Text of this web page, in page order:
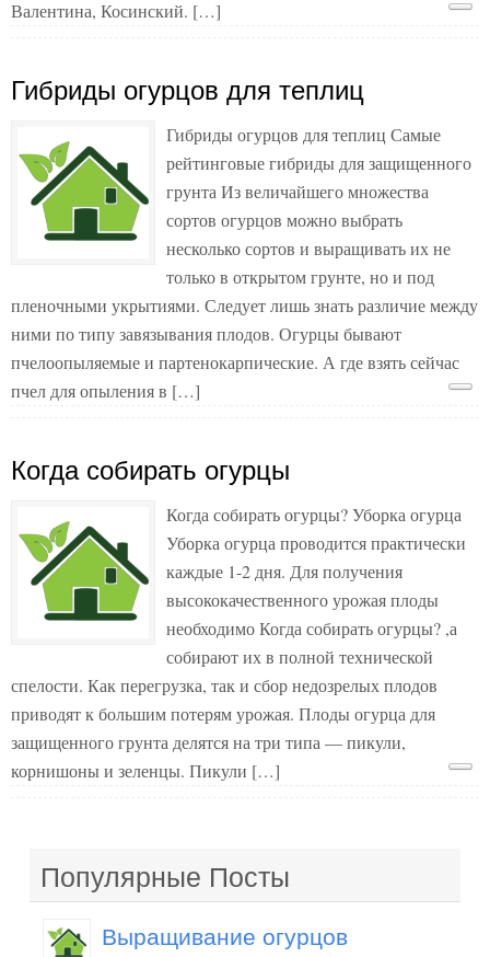
Валентина, Косинский. […]
Гибриды огурцов для теплиц
Гибриды огурцов для теплиц Самые
рейтинговые гибриды для защищенного
грунта Из величайшего множества
сортов огурцов можно выбрать
несколько сортов и выращивать их не
только в открытом грунте, но и под
пленочными укрытиями. Следует лишь знать различие между
ними по типу завязывания плодов. Огурцы бывают
пчелоопыляемые и партенокарпические. А где взять сейчас
пчел для опыления в […]
Когда собирать огурцы
Когда собирать огурцы? Уборка огурца
Уборка огурца проводится практически
каждые 1-2 дня. Для получения
высококачественного урожая плоды
необходимо Когда собирать огурцы? ,а
собирают их в полной технической
спелости. Как перегрузка, так и сбор недозрелых плодов
приводят к большим потерям урожая. Плоды огурца для
защищенного грунта делятся на три типа — пикули,
корнишоны и зеленцы. Пикули […]
Популярные Посты
Выращивание огурцов